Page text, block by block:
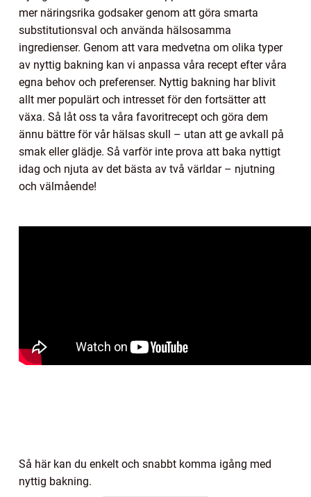
mer näringsrika godsaker genom att göra smarta
substitutionsval och använda hälsosamma
ingredienser. Genom att vara medvetna om olika typer
av nyttig bakning kan vi anpassa våra recept efter våra
egna behov och preferenser. Nyttig bakning har blivit
allt mer populärt och intresset för den fortsätter att
växa. Så låt oss ta våra favoritrecept och göra dem
ännu bättre för vår hälsas skull – utan att ge avkall på
smak eller glädje. Så varför inte prova att baka nyttigt
idag och njuta av det bästa av två världar – njutning
och välmående!
Så här kan du enkelt och snabbt komma igång med
nyttig bakning.